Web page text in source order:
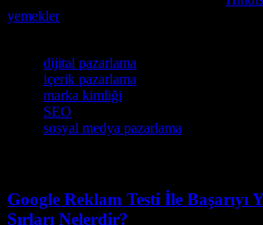
yemeklermakalesini inceleyin, bu konuda
dijital pazarlama
içerik pazarlama
marka kimliği
SEO
sosyal medya pazarlama
Google Reklam Testi İle Başarıyı
Sırları Nelerdir?